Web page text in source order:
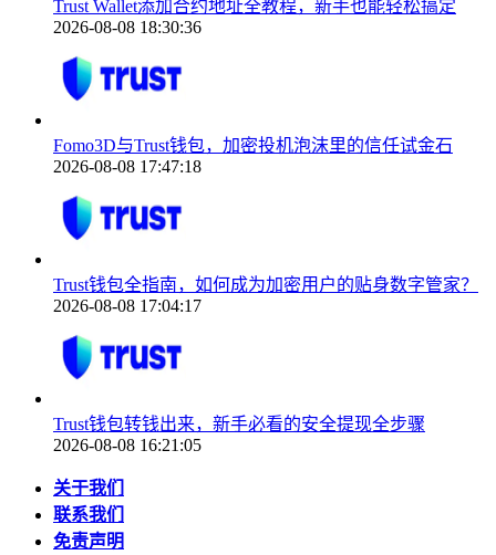
Trust Wallet添加合约地址全教程，新手也能轻松搞定
2026-08-08 18:30:36
Fomo3D与Trust钱包，加密投机泡沫里的信任试金石
2026-08-08 17:47:18
Trust钱包全指南，如何成为加密用户的贴身数字管家？
2026-08-08 17:04:17
Trust钱包转钱出来，新手必看的安全提现全步骤
2026-08-08 16:21:05
关于我们
联系我们
免责声明